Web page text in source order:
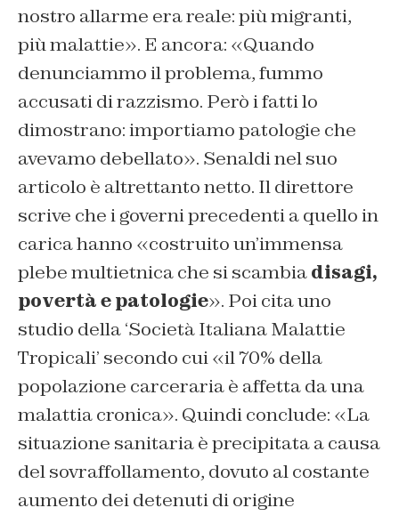
nostro allarme era reale: più migranti,
più malattie». E ancora: «Quando
denunciammo il problema, fummo
accusati di razzismo. Però i fatti lo
dimostrano: importiamo patologie che
avevamo debellato». Senaldi nel suo
articolo è altrettanto netto. Il direttore
scrive che i governi precedenti a quello in
carica hanno «costruito un’immensa
plebe multietnica che si scambiadisagi,
povertà e patologie». Poi cita uno
studio della ‘Società Italiana Malattie
Tropicali’ secondo cui «il 70% della
popolazione carceraria è affetta da una
malattia cronica». Quindi conclude: «La
situazione sanitaria è precipitata a causa
del sovraffollamento, dovuto al costante
aumento dei detenuti di origine